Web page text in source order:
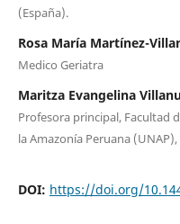
(España).
Rosa María Martínez-
Medico Geriatra
Maritza Evangelina
Profesora principal, Facultad
la Amazonía Peruana
DOI: https://doi.org/